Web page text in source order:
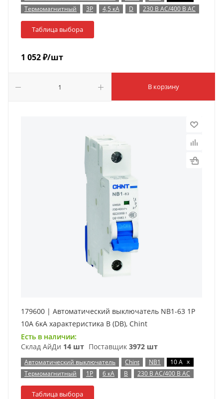
Термомагнитный
3P 4,5 кА D 230 В AC/400 В AC
Таблица выбора
1 052₽/шт
В корзину
179600 | Автоматический выключатель NB1-63 1P
10А 6кА характеристика B (DB), Chint
Есть в наличии:
Склад АйДи 14 шт Поставщик 3972 шт
Автоматический выключатель Chint NB1 10 А x
Термомагнитный
1P 6 кА B 230 В AC/400 В AC
Таблица выбора